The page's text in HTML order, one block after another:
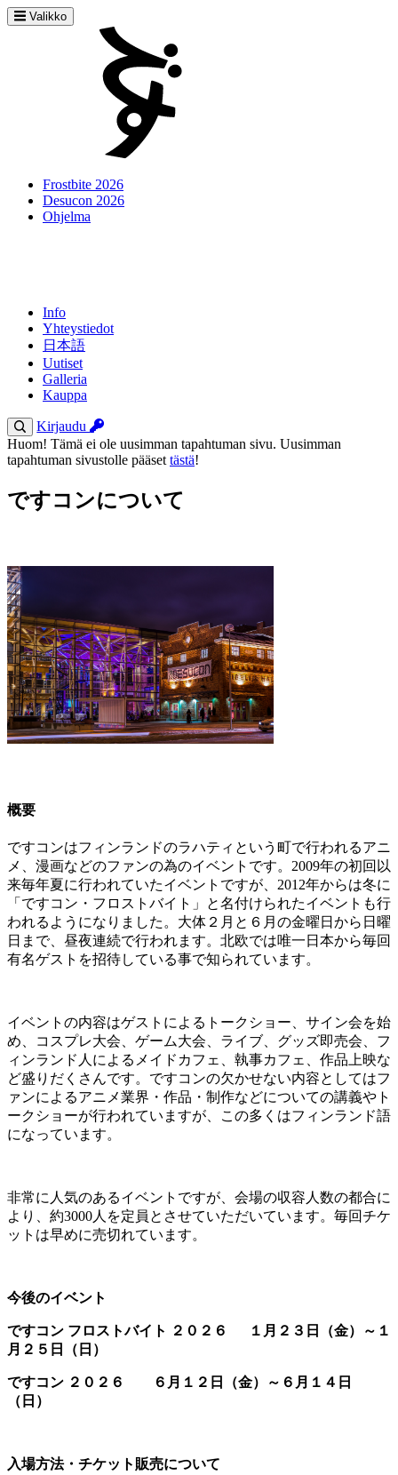
Valikko
Frostbite 2026
Desucon 2026
Ohjelma
Info
Yhteystiedot
日本語
Uutiset
Galleria
Kauppa
Kirjaudu
Huom! Tämä ei ole uusimman tapahtuman sivu. Uusimman
tapahtuman sivustolle pääset tästä!
ですコンについて
概要
ですコンはフィンランドのラハティという町で行われるアニ
メ、漫画などのファンの為のイベントです。2009年の初回以
来毎年夏に行われていたイベントですが、2012年からは冬に
「ですコン・フロストバイト」と名付けられたイベントも行
われるようになりました。大体２月と６月の金曜日から日曜
日まで、昼夜連続で行われます。北欧では唯一日本から毎回
有名ゲストを招待している事で知られています。
イベントの内容はゲストによるトークショー、サイン会を始
め、コスプレ大会、ゲーム大会、ライブ、グッズ即売会、フ
ィンランド人によるメイドカフェ、執事カフェ、作品上映な
ど盛りだくさんです。ですコンの欠かせない内容としてはフ
ァンによるアニメ業界・作品・制作などについての講義やト
ークショーが行われていますが、この多くはフィンランド語
になっています。
非常に人気のあるイベントですが、会場の収容人数の都合に
より、約3000人を定員とさせていただいています。毎回チケ
ットは早めに売切れています。
今後のイベント
ですコン フロストバイト ２０２６ １ 月 ２ ３日（金）～ １
月 ２ ５日（日）
ですコン ２０２６ ６月１２日（金）～６月１４日
（日）
入場方法・チケット販売について